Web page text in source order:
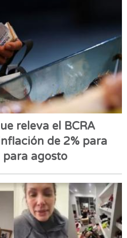
releva el BCRA
de 2% para
agosto